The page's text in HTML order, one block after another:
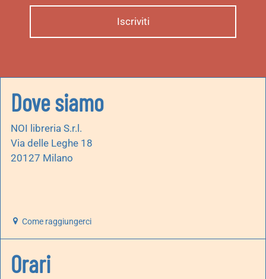
Dove siamo
NOI libreria S.r.l.
Via delle Leghe 18
20127 Milano
Come raggiungerci
Orari